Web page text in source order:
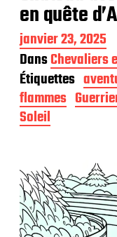
en quête
D
a
t
e
d
e
p
l
i
c
a
t
janvier 23, 2025
DansChevaliers
Étiquettes
flammes
Soleil